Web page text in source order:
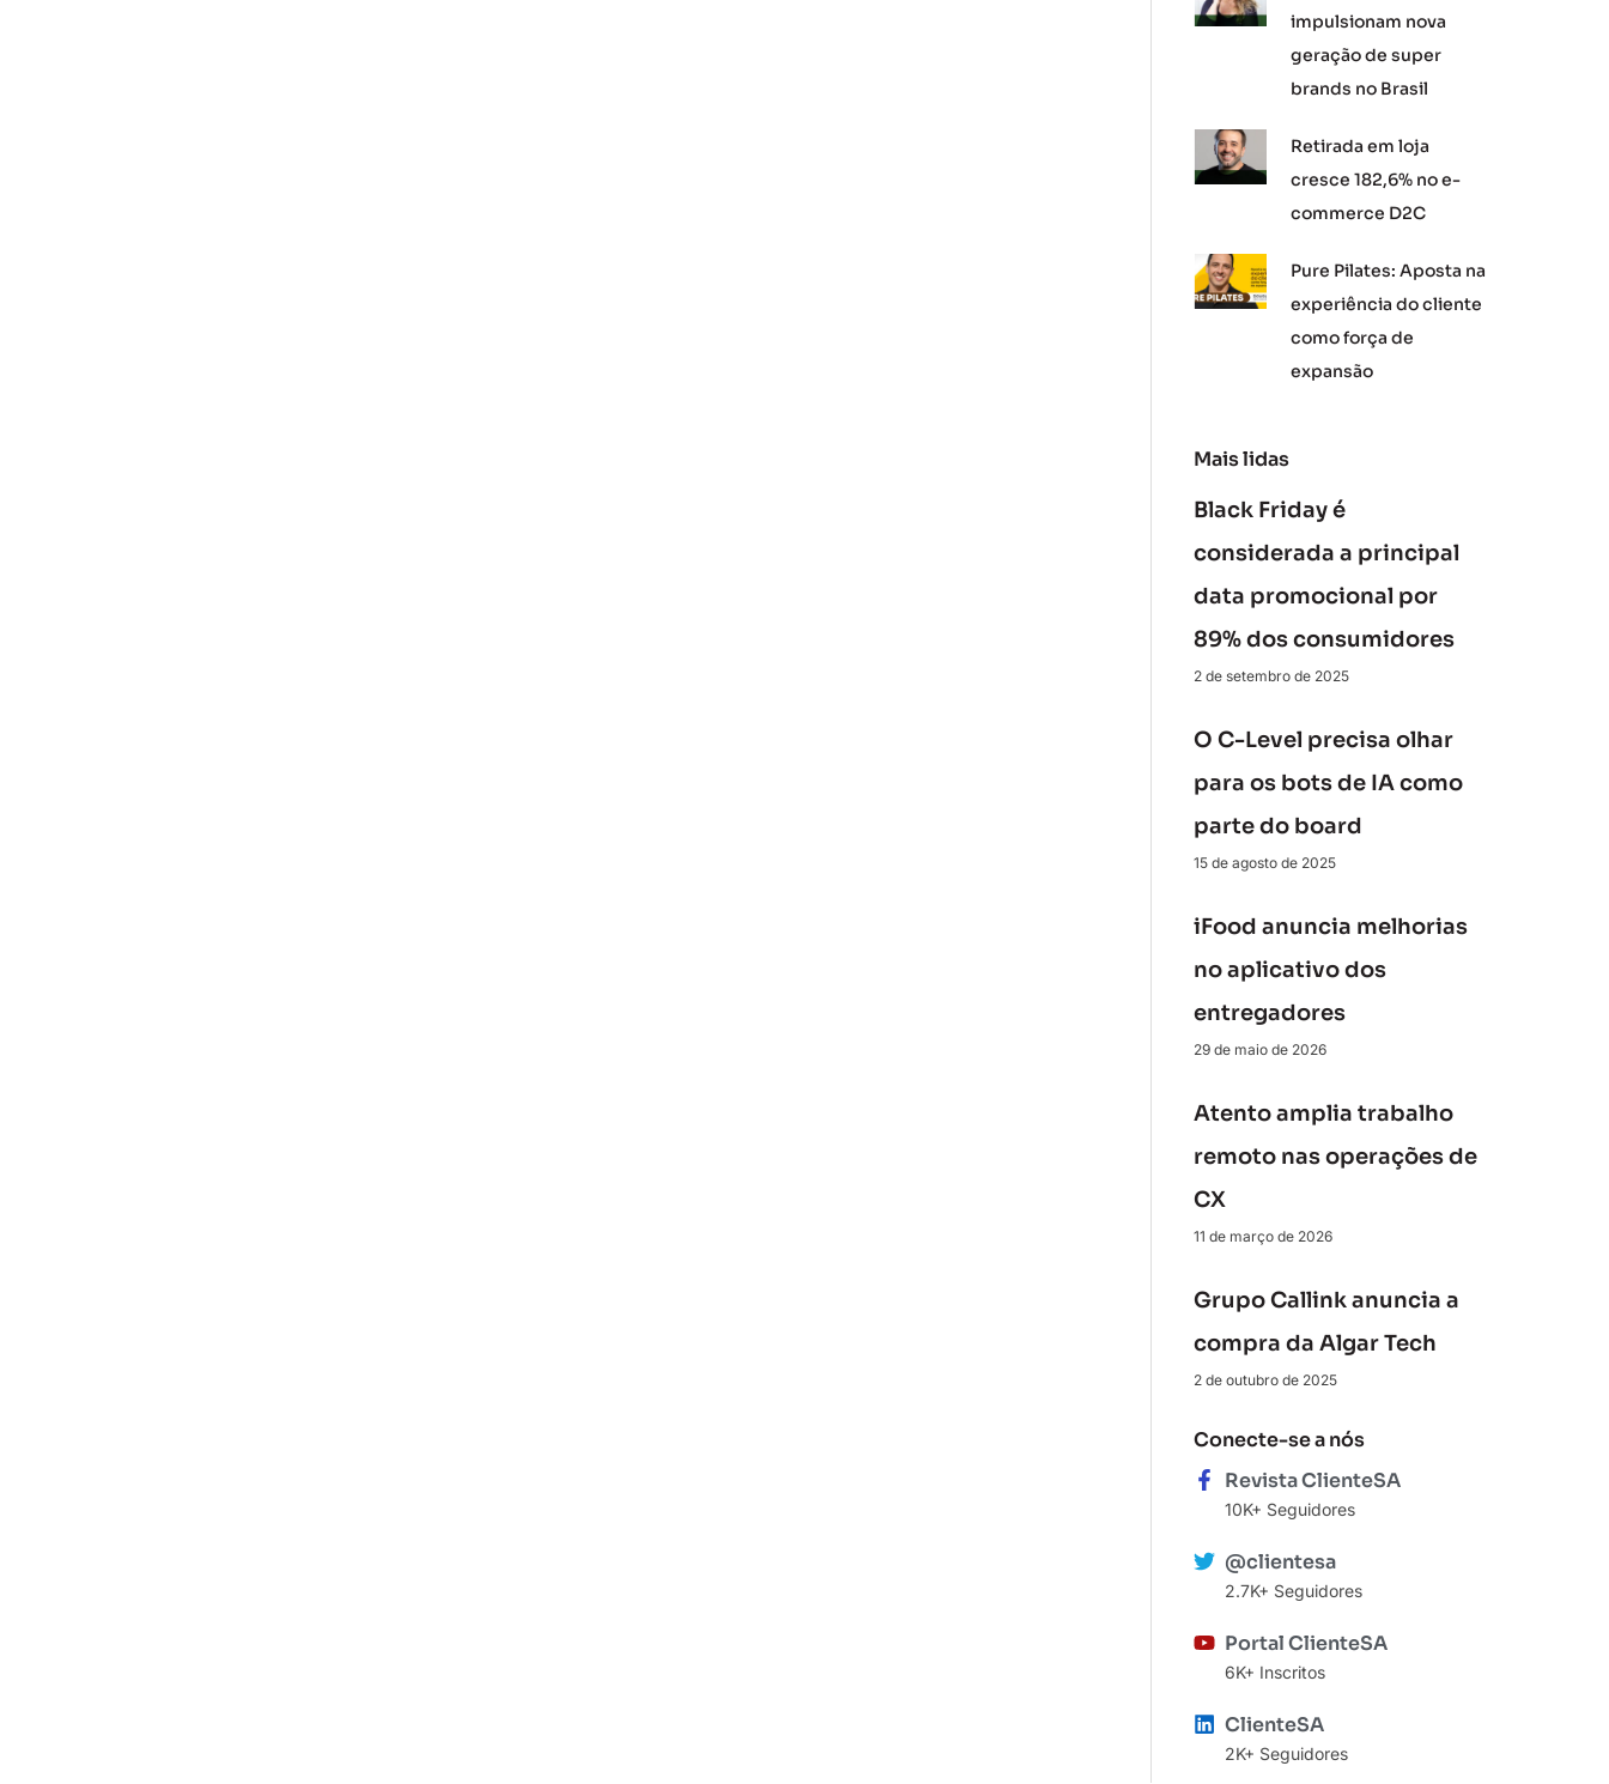
impulsionam nova
geração de super
brands no Brasil
Retirada em loja
cresce 182,6% no e-
commerce D2C
Pure Pilates: Aposta na
experiência do cliente
como força de
expansão
Mais lidas
Black Friday é
considerada a principal
data promocional por
89% dos consumidores
2 de setembro de 2025
O C-Level precisa olhar
para os bots de IA como
parte do board
15 de agosto de 2025
iFood anuncia melhorias
no aplicativo dos
entregadores
29 de maio de 2026
Atento amplia trabalho
remoto nas operações de
CX
11 de março de 2026
Grupo Callink anuncia a
compra da Algar Tech
2 de outubro de 2025
Conecte-se a nós
Revista ClienteSA
10K+ Seguidores
@clientesa
2.7K+ Seguidores
Portal ClienteSA
6K+ Inscritos
ClienteSA
2K+ Seguidores